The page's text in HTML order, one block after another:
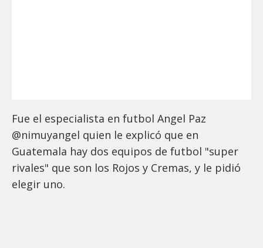
Fue el especialista en futbol Angel Paz
@nimuyangel quien le explicó que en
Guatemala hay dos equipos de futbol "super
rivales" que son los Rojos y Cremas, y le pidió
elegir uno.